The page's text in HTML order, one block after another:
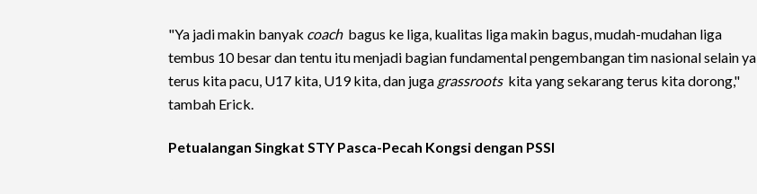
"Ya jadi makin banyak coachbagus ke liga, kualitas liga makin bagus, mudah-mudahan liga
tembus 10 besar dan tentu itu menjadi bagian fundamental pengembangan tim nasional selain ya
terus kita pacu, U17 kita, U19 kita, dan juga grassrootskita yang sekarang terus kita dorong,"
tambah Erick.
Petualangan Singkat STY Pasca-Pecah Kongsi dengan PSSI